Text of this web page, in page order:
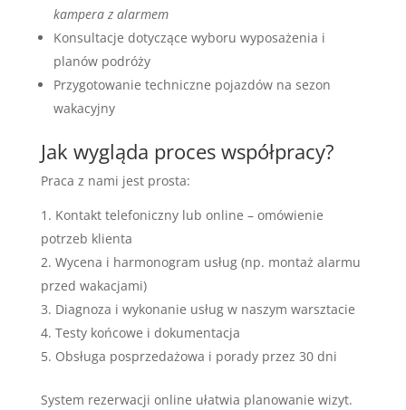
kampera z alarmem
Konsultacje dotyczące wyboru wyposażenia i
planów podróży
Przygotowanie techniczne pojazdów na sezon
wakacyjny
Jak wygląda proces współpracy?
Praca z nami jest prosta:
Kontakt telefoniczny lub online – omówienie
potrzeb klienta
Wycena i harmonogram usług (np. montaż alarmu
przed wakacjami)
Diagnoza i wykonanie usług w naszym warsztacie
Testy końcowe i dokumentacja
Obsługa posprzedażowa i porady przez 30 dni
System rezerwacji online ułatwia planowanie wizyt.